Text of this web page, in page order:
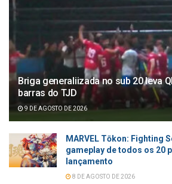
Briga generaliizada no sub 20 leva
barras do TJD
9 DE AGOSTO DE 2026
MARVEL Tōkon: Fighting
gameplay de todos os 20
lançamento
8 DE AGOSTO DE 2026